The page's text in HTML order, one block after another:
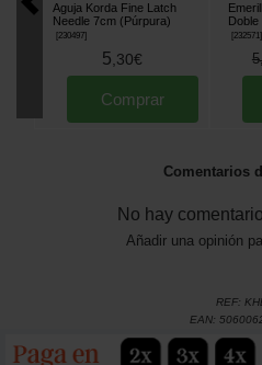
Aguja Korda Fine Latch
Needle 7cm (Púrpura)
[230497]
5 30€
Comprar
Doble
[232571]
5,
Comentarios
No hay
Añadir una opinión
REF:
EAN: